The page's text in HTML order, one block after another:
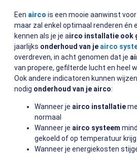
Een airco is een mooie aanwinst
maar zal enkel optimaal renderen én
kennen als je je airco installatie ook
jaarlijks onderhoud van je airco
overdreven, in acht genomen dat je
van propere, gefilterde lucht en heel
Ook andere indicatoren kunnen
nodig onderhoud van je airco:
Wanneer je airco installatie
normaal
Wanneer je airco systeem
gekoeld of op temperatuur
Wanneer je energiekosten